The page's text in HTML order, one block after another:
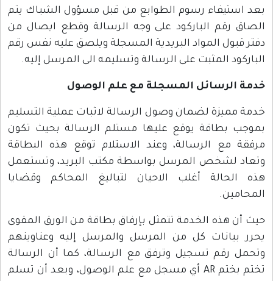
بعد استيفاء رسوم الطوابع من قبل مسؤول الشباك يتم
الصاق رقم الباركود على وجه الرسالة وقطع ايصال من
دفتر قبول المواد البريدية المسجلة ويلصق عليه نفس رقم
الباركود المثبت على الرسالة وتسليمه الى المرسل إليه.
خدمة الرسائل المسجلة مع علم الوصول
خدمة مميزة لضمان وصول الرسالة لاثبات عملية التسليم
بموجب بطاقة يوقع عليها مستلم الرسالة بحيث تكون
مرفقة مع الرسالة، وعند الاستلام توقع هذه البطاقة
وتعاد لشخص المرسل بواسطة مكتب البريد، وتستعمل
هذه الحالة أغلب الاحيان لتباليغ المحاكم وقضايا
المحامين.
حيث أن هذه الخدمة تتمثل بإرفاق بطاقة من الورق المقوى
يحرر بيانات كل من المرسل والمرسل إليه وعناوينهم
وتحمل رقم تسجيل وترفق مع الرسالة، كما أن الرسالة
تختم بختم AR أي مسجل مع علم الوصول، وبعد أن تسلم